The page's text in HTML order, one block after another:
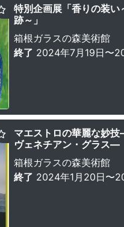
特別企画展「香りの装い
跡～」
箱根ガラスの森美術館
終了 2024年7月19日〜
マエストロの華麗な妙
ヴェネチアン・グラス—
箱根ガラスの森美術館
終了 2024年1月20日〜